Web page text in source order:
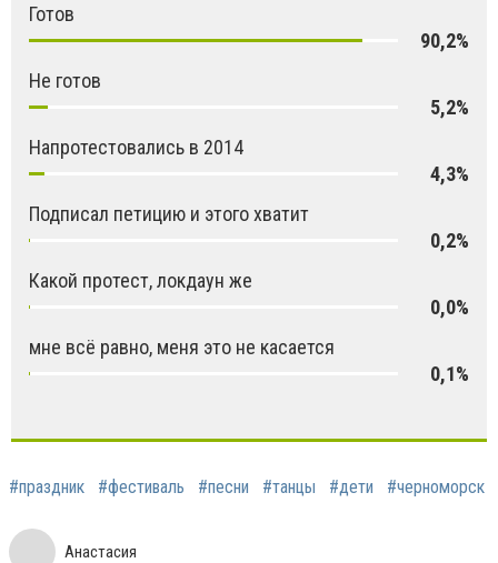
Готов
90,2%
Не готов
5,2%
Напротестовались в 2014
4,3%
Подписал петицию и этого хватит
0,2%
Какой протест, локдаун же
0,0%
мне всё равно, меня это не касается
0,1%
#праздник #фестиваль #песни #танцы #дети #черноморск
Анастасия